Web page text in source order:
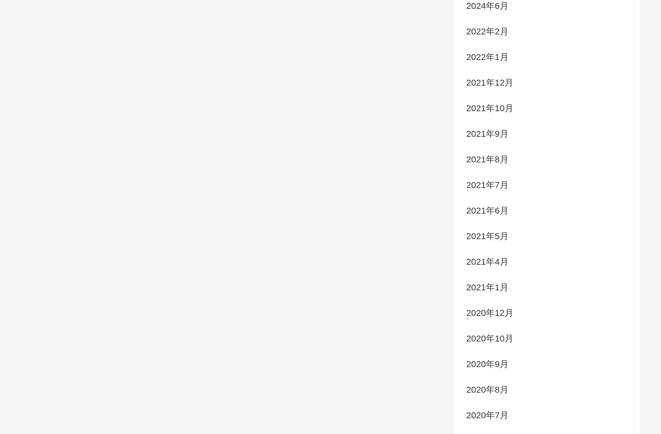
2024年6月
2022年2月
2022年1月
2021年12月
2021年10月
2021年9月
2021年8月
2021年7月
2021年6月
2021年5月
2021年4月
2021年1月
2020年12月
2020年10月
2020年9月
2020年8月
2020年7月